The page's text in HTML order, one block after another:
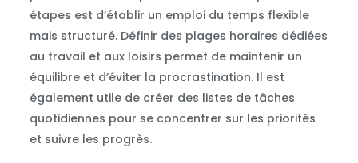
étapes est d’établir un emploi du temps flexible
mais structuré. Définir des plages horaires dédiées
au travail et aux loisirs permet de maintenir un
équilibre et d’éviter la procrastination. Il est
également utile de créer des listes de tâches
quotidiennes pour se concentrer sur les priorités
et suivre les progrès.